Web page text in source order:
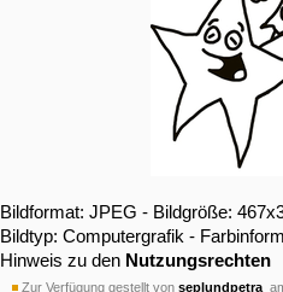
Bildformat: JPEG - Bildgröße:
Bildtyp: Computergrafik -
Hinweis zu den Nutzungsrechten
Zur Verfügung gestellt von seplundpetra